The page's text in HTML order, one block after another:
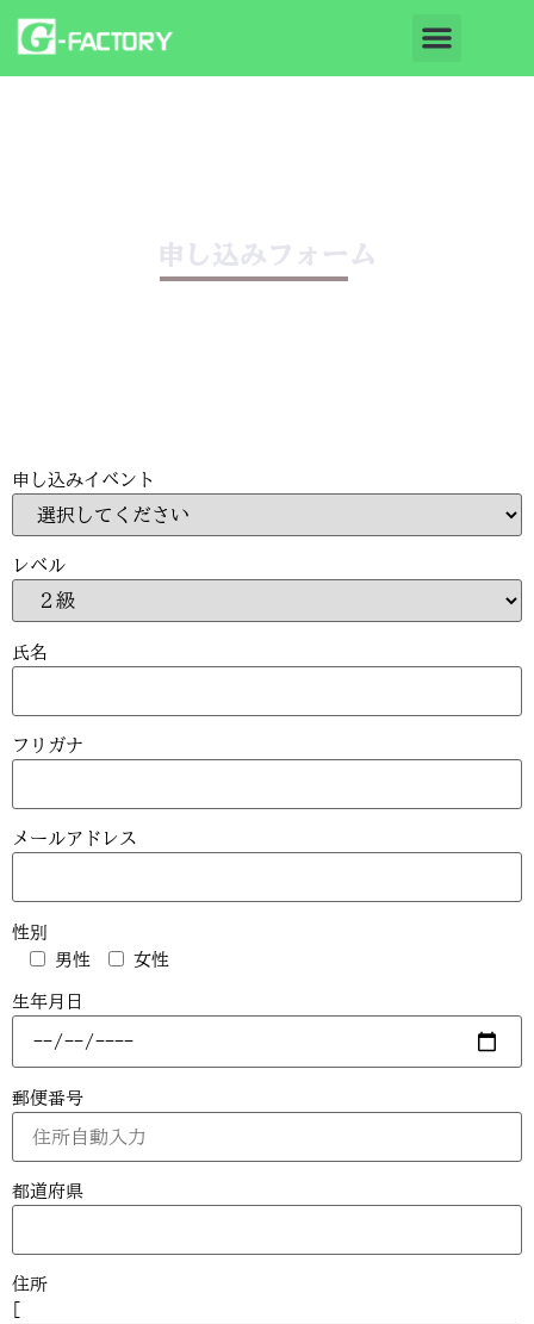
申し込みフォーム
申し込みイベント
レベル
氏名
フリガナ
メールアドレス
性別
男性
女性
生年月日
郵便番号
都道府県
住所